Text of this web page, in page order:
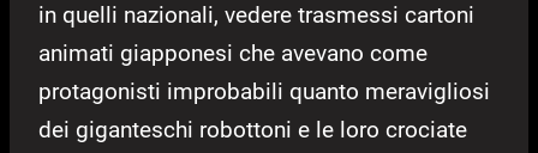
in quelli nazionali, vedere trasmessi cartoni
animati giapponesi che avevano come
protagonisti improbabili quanto meravigliosi
dei giganteschi robottoni e le loro crociate